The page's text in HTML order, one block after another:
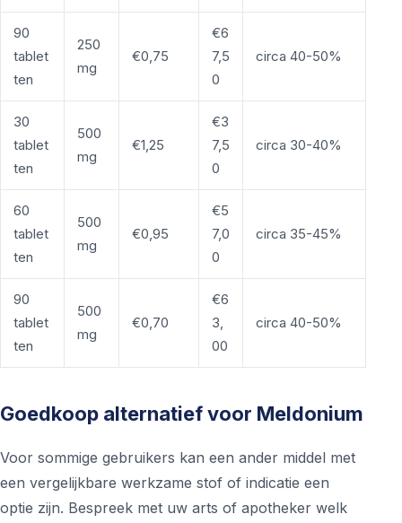
90
tablet
ten
250
mg
€0,75
€6
7,5
0
circa 40-50%
30
tablet
ten
500
mg
€1,25
€3
7,5
0
circa 30-40%
60
tablet
ten
500
mg
€0,95
€5
7,0
0
circa 35-45%
90
tablet
ten
500
mg
€0,70
€6
3,
00
circa 40-50%
Goedkoop alternatief voor Meldonium
Voor sommige gebruikers kan een ander middel met
een vergelijkbare werkzame stof of indicatie een
optie zijn. Bespreek met uw arts of apotheker welk